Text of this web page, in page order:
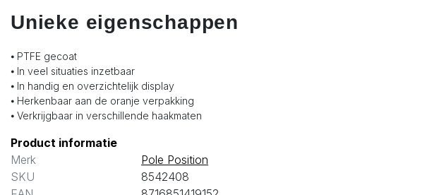
Unieke eigenschappen
⦁ PTFE gecoat
⦁ In veel situaties inzetbaar
⦁ In handig en overzichtelijk display
⦁ Herkenbaar aan de oranje verpakking
⦁ Verkrijgbaar in verschillende haakmaten
Product informatie
Merk
Pole Position
SKU
8542408